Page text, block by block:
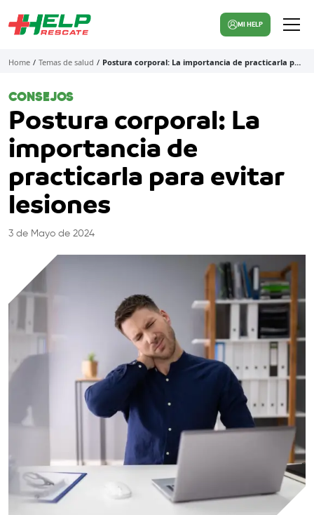
MI HELP
Home / Temas de salud / Postura corporal: La importancia de practicarla p…
CONSEJOS
Postura corporal: La
importancia de
practicarla para evitar
lesiones
3 de Mayo de 2024